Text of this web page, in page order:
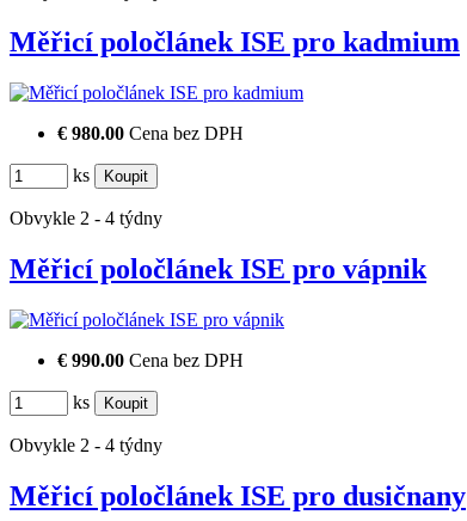
Měřicí poločlánek ISE pro kadmium
€ 980.00 Cena bez DPH
ks
Obvykle 2 - 4 týdny
Měřicí poločlánek ISE pro vápnik
€ 990.00 Cena bez DPH
ks
Obvykle 2 - 4 týdny
Měřicí poločlánek ISE pro dusičnany